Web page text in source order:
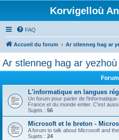
Korvigelloù
FAQ
Accueil du forum Ar stlenneg hag ar
Ar stlenneg hag ar
Forum
L'informatique en langues
Un forum pour parler de
France et du monde entier. C'est
Sujets : 56
Microsoft et le breton -
A forum to talk about Microsoft and
Sujets : 24